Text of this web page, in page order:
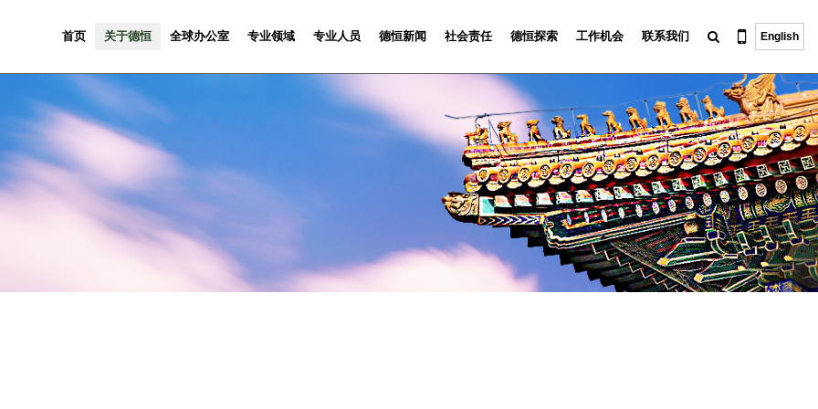
首页 关于德恒 全球办公室 专业领域 专业人员 德恒新闻 社会责任 德恒探索 工作机会 联系我们 English